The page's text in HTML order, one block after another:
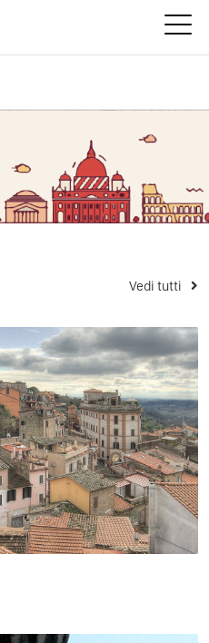
Vedi tutti